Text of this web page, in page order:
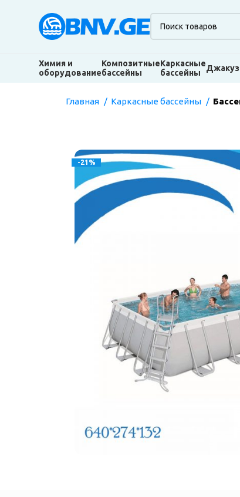
Химия и
оборудование
Композитные
бассейны
Каркасные
бассейны
Главная Каркасные бассейны
-21%